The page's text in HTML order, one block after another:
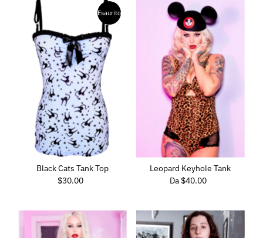
Esaurito
Black Cats Tank Top
Prezzo
$30.00
Leopard Keyhole Tank
Prezzo
Da $40.00